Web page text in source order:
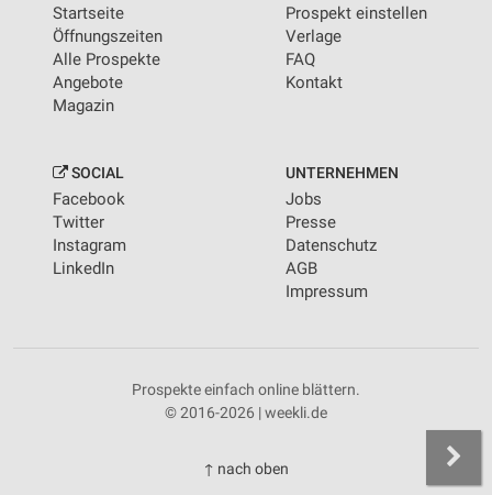
Startseite
Öffnungszeiten
Alle Prospekte
Angebote
Magazin
Prospekt einstellen
Verlage
FAQ
Kontakt
SOCIAL
Facebook
Twitter
Instagram
LinkedIn
UNTERNEHMEN
Jobs
Presse
Datenschutz
AGB
Impressum
Prospekte einfach online blättern.
© 2016-2026 | weekli.de
↑ nach oben